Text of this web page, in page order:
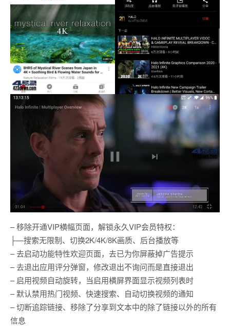
– 移除开通VIP横幅页面，解锁永久VIP会员特权：
├—搜索无限制、切换2K/4K/8K画质、后台播放等
– 去启动功能特性欢迎页面，去已为你屏蔽掉广告提示
– 去退出应用评分弹窗，修改退出不询问而是直接退出
– 启用视频自动旋转，当启用横屏界面显示视频列表时
– 默认禁用热门视频、快速搜索、自动切换视频的通知
– 切断追踪链接、移除了分享到文本中的除了链接以外的所有
信息